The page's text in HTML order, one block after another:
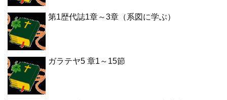
第1歴代誌1章～3章（系図に学ぶ）
ガラテヤ5 章1～15節